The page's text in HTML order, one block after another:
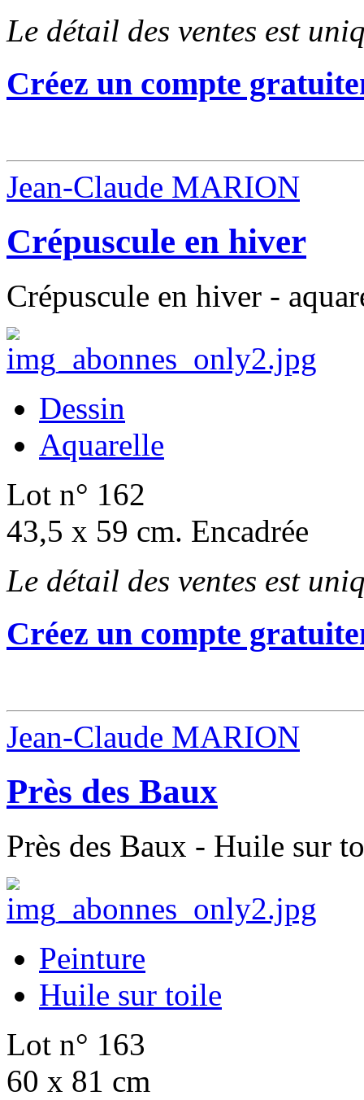
Le détail des ventes est
Créez un compte
Jean-Claude MARION
Crépuscule en hiver
Crépuscule en hiver -
Dessin
Aquarelle
Lot n° 162
43,5 x 59 cm. Encadrée
Le détail des ventes est
Créez un compte
Jean-Claude MARION
Près des Baux
Près des Baux - Huile sur
Peinture
Huile sur toile
Lot n° 163
60 x 81 cm